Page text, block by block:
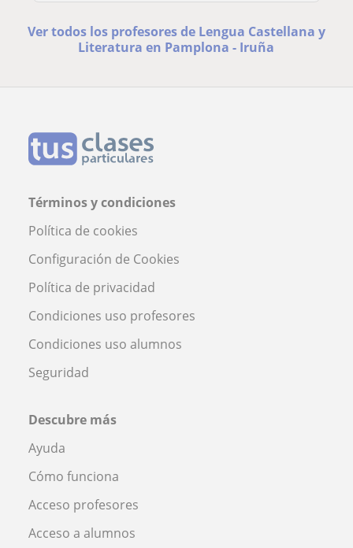
Ver todos los profesores de Lengua Castellana y
Literatura en Pamplona - Iruña
Términos y condiciones
Política de cookies
Configuración de Cookies
Política de privacidad
Condiciones uso profesores
Condiciones uso alumnos
Seguridad
Descubre más
Ayuda
Cómo funciona
Acceso profesores
Acceso a alumnos